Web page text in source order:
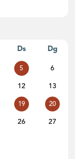
Ds Dg
5 6
12 13
19 20
26 27